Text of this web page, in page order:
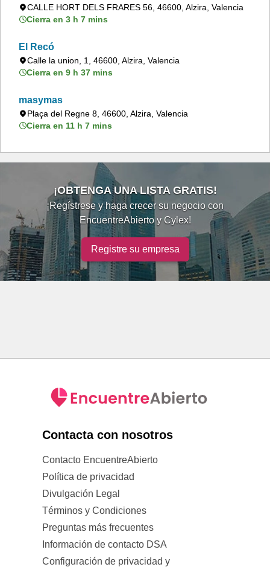
CALLE HORT DELS FRARES 56, 46600, Alzira, Valencia
Cierra en 3 h 7 mins
El Recó
Calle la union, 1, 46600, Alzira, Valencia
Cierra en 9 h 37 mins
masymas
Plaça del Regne 8, 46600, Alzira, Valencia
Cierra en 11 h 7 mins
¡OBTENGA UNA LISTA GRATIS!
¡Regístrese y haga crecer su negocio con
EncuentreAbierto y Cylex!
Registre su empresa
Contacta con nosotros
Contacto EncuentreAbierto
Política de privacidad
Divulgación Legal
Términos y Condiciones
Preguntas más frecuentes
Información de contacto DSA
Configuración de privacidad y